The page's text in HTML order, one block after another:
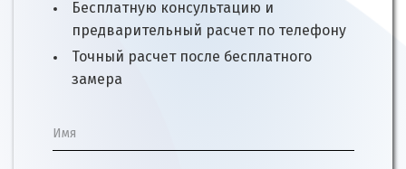
Бесплатную консультацию и
предварительный расчет по телефону
Точный расчет после бесплатного
замера
Имя